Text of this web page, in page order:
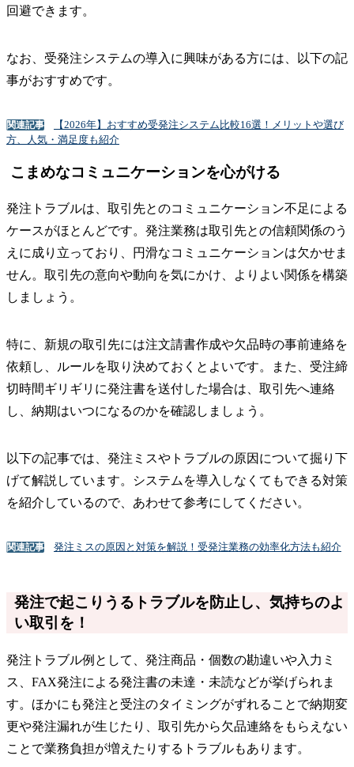
回避できます。
なお、受発注システムの導入に興味がある方には、以下の記
事がおすすめです。
関連記事
【2026年】おすすめ受発注システム比較16選！メリットや選び
方、人気・満足度も紹介
こまめなコミュニケーションを心がける
発注トラブルは、取引先とのコミュニケーション不足による
ケースがほとんどです。発注業務は取引先との信頼関係のう
えに成り立っており、円滑なコミュニケーションは欠かせま
せん。取引先の意向や動向を気にかけ、よりよい関係を構築
しましょう。
特に、新規の取引先には注文請書作成や欠品時の事前連絡を
依頼し、ルールを取り決めておくとよいです。また、受注締
切時間ギリギリに発注書を送付した場合は、取引先へ連絡
し、納期はいつになるのかを確認しましょう。
以下の記事では、発注ミスやトラブルの原因について掘り下
げて解説しています。システムを導入しなくてもできる対策
を紹介しているので、あわせて参考にしてください。
関連記事 発注ミスの原因と対策を解説！受発注業務の効率化方法も紹介
発注で起こりうるトラブルを防止し、気持ちのよ
い取引を！
発注トラブル例として、発注商品・個数の勘違いや入力ミ
ス、FAX発注による発注書の未達・未読などが挙げられま
す。ほかにも発注と受注のタイミングがずれることで納期変
更や発注漏れが生じたり、取引先から欠品連絡をもらえない
ことで業務負担が増えたりするトラブルもあります。